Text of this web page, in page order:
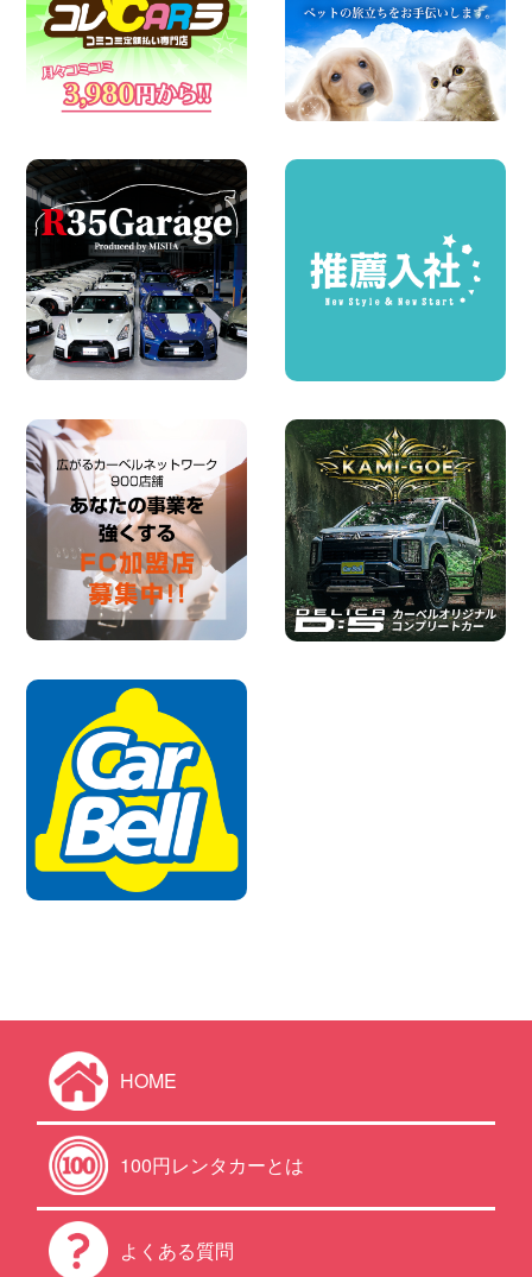
西武秩父駅前店
100円レンタカー 西武秩父駅前
2026年08月03日
圧倒的な存在感!【トヨタ・メガクルーザ
ー】を体感できるチャンスです! 千葉県
100円レンタカー 千葉北
★五所川原の夏を100円レンタカーで満
喫しよう!★ 青森県 五所川原店
100円レンタカー 五所川原
2026年08月01日
新車レンタカー導入決定!ハイゼットカー
ゴ4WDが仲間入りします! 広島県 広島北
店
HOME
100円レンタカーとは
よくある質問